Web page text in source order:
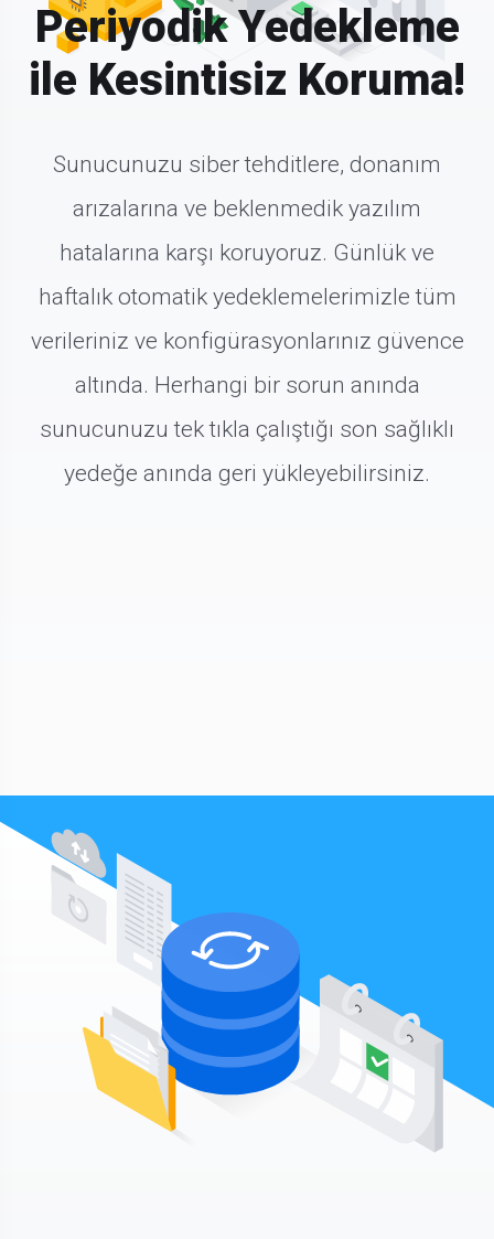
Periyodik Yedekleme
ile Kesintisiz Koruma!
Sunucunuzu siber tehditlere, donanım
arızalarına ve beklenmedik yazılım
hatalarına karşı koruyoruz. Günlük ve
haftalık otomatik yedeklemelerimizle tüm
verileriniz ve konfigürasyonlarınız güvence
altında. Herhangi bir sorun anında
sunucunuzu tek tıkla çalıştığı son sağlıklı
yedeğe anında geri yükleyebilirsiniz.